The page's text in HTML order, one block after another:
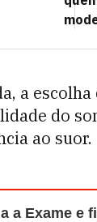
a escolha
do
ao suor.
a Exame e